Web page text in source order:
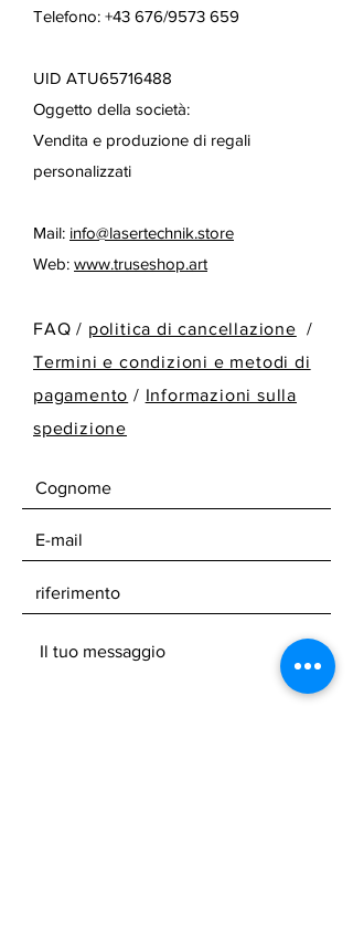
Telefono: +43 676/9573 659
UID ATU65716488
Oggetto della società:
Vendita e produzione di regali
personalizzati
Mail: info@lasertechnik.store
Web: www.truseshop.art
FAQ / politica di cancellazione
/
Termini e condizioni e metodi di
pagamento / Informazioni sulla
spedizione